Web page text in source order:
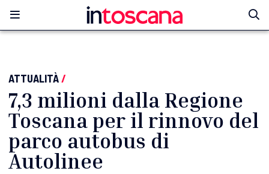
ATTUALITÀ/
7,3 milioni dalla Regione
Toscana per il rinnovo del
parco autobus di
Autolinee